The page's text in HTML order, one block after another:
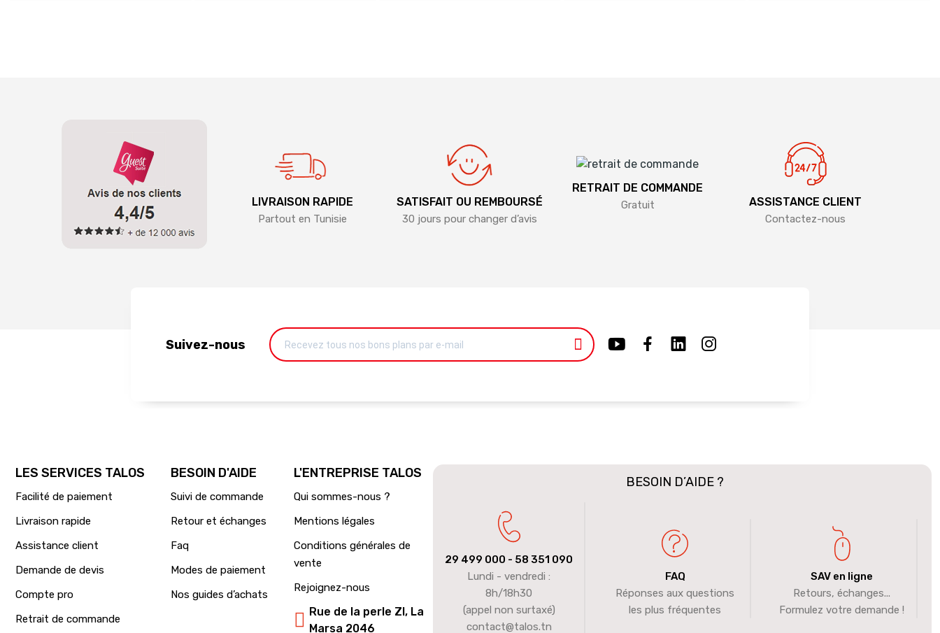
LIVRAISON RAPIDE
Partout en Tunisie
SATISFAIT OU REMBOURSÉ
30 jours pour changer d’avis
RETRAIT DE COMMANDE
Gratuit ASSISTANCE CLIENT
Contactez-nous
Suivez-nous
LES SERVICES TALOS
Facilité de paiement
Livraison rapide
Assistance client
Demande de devis
Compte pro
Retrait de commande
BESOIN D'AIDE
Suivi de commande
Retour et échanges
Faq
Modes de paiement
Nos guides d’achats
L'ENTREPRISE TALOS
Qui sommes-nous ?
Mentions légales
Conditions générales de
vente
Rejoignez-nous
Rue de la perle ZI, La
Marsa 2046
BESOIN D’AIDE ?
29 499 000 - 58 351 090
Lundi - vendredi :
8h/18h30
(appel non surtaxé)
contact@talos.tn
FAQ
Réponses aux questions
les plus fréquentes
SAV en ligne
Retours, échanges...
Formulez votre demande !